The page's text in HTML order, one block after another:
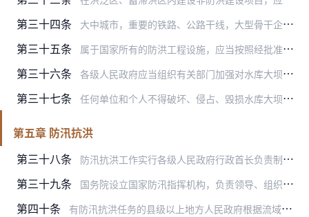
第三十四条 大中城市，重要的铁路、公路干线，大型骨干企业，应当列为防洪重点，确保安全。
第三十五条 属于国家所有的防洪工程设施，应当按照经批准的设计，在竣工验收前由县级以上人民政府按照国家规定，划定管理和保护范围。
第三十六条 各级人民政府应当组织有关部门加强对水库大坝的定期检查和监督管理。对未达到设计洪水标准、抗震设防要求或者有严重质量缺陷的险坝，大坝主管部门应当组织有关单位采取除险…
第三十七条 任何单位和个人不得破坏、侵占、毁损水库大坝、堤防、水闸、护岸、抽水站、排水渠系等防洪工程和水文、通信设施以及防汛备用的器材、物料等。
第五章 防汛抗洪
第三十八条
防汛抗洪工作实行各级人民政府行政首长负责制，统一指挥、分级分部门负责。
第三十九条 国务院设立国家防汛指挥机构，负责领导、组织全国的防汛抗洪工作，其办事机构设在国务院水行政主管部门。
第四十条 有防汛抗洪任务的县级以上地方人民政府根据流域综合规划、防洪工程实际状况和国家规定的防洪标准，制定防御洪水方案（包括对特大洪水的处置措施）。